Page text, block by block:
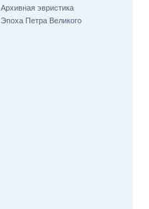
Архивная эвристика
Эпоха Петра Великого